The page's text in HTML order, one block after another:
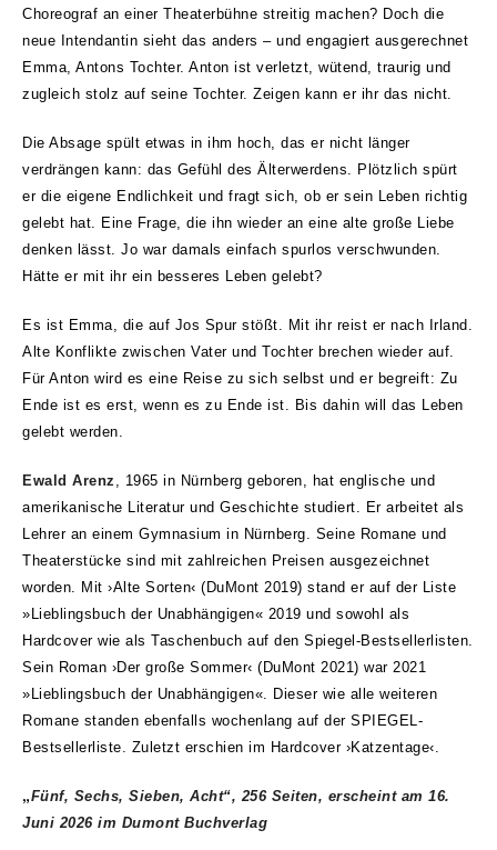
Choreograf an einer Theaterbühne streitig machen? Doch die
neue Intendantin sieht das anders – und engagiert ausgerechnet
Emma, Antons Tochter. Anton ist verletzt, wütend, traurig und
zugleich stolz auf seine Tochter. Zeigen kann er ihr das nicht.
Die Absage spült etwas in ihm hoch, das er nicht länger
verdrängen kann: das Gefühl des Älterwerdens. Plötzlich spürt
er die eigene Endlichkeit und fragt sich, ob er sein Leben richtig
gelebt hat. Eine Frage, die ihn wieder an eine alte große Liebe
denken lässt. Jo war damals einfach spurlos verschwunden.
Hätte er mit ihr ein besseres Leben gelebt?
Es ist Emma, die auf Jos Spur stößt. Mit ihr reist er nach Irland.
Alte Konflikte zwischen Vater und Tochter brechen wieder auf.
Für Anton wird es eine Reise zu sich selbst und er begreift: Zu
Ende ist es erst, wenn es zu Ende ist. Bis dahin will das Leben
gelebt werden.
Ewald Arenz , 1965 in Nürnberg geboren, hat englische und
amerikanische Literatur und Geschichte studiert. Er arbeitet als
Lehrer an einem Gymnasium in Nürnberg. Seine Romane und
Theaterstücke sind mit zahlreichen Preisen ausgezeichnet
worden. Mit ›Alte Sorten‹ (DuMont 2019) stand er auf der Liste
»Lieblingsbuch der Unabhängigen« 2019 und sowohl als
Hardcover wie als Taschenbuch auf den Spiegel-Bestsellerlisten.
Sein Roman ›Der große Sommer‹ (DuMont 2021) war 2021
»Lieblingsbuch der Unabhängigen«. Dieser wie alle weiteren
Romane standen ebenfalls wochenlang auf der SPIEGEL-
Bestsellerliste. Zuletzt erschien im Hardcover ›Katzentage‹.
„Fünf, Sechs, Sieben, Acht“, 256 Seiten, erscheint am 16.
Juni 2026 im Dumont Buchverlag